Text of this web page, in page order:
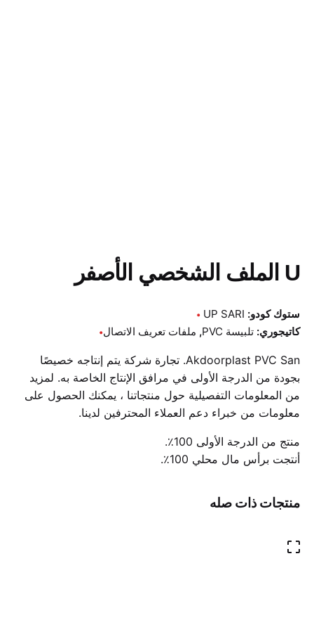
U الملف الشخصي الأصفر
ستوك كودو: UP SARI
كاتيجوري: تلبيسة PVC , ملفات تعريف الاتصال
Akdoorplast PVC San. تجارة شركة يتم إنتاجه خصيصًا
بجودة من الدرجة الأولى في مرافق الإنتاج الخاصة به. لمزيد
من المعلومات التفصيلية حول منتجاتنا ، يمكنك الحصول على
معلومات من خبراء دعم العملاء المحترفين لدينا.
منتج من الدرجة الأولى 100٪.
أنتجت برأس مال محلي 100٪.
منتجات ذات صله